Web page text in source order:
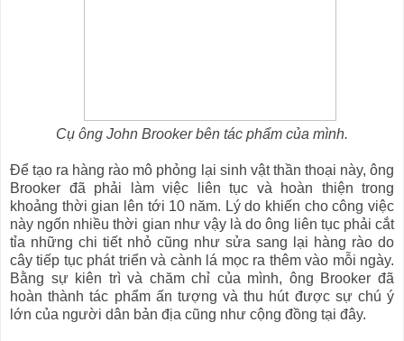
Cụ ông John Brooker bên tác phẩm của mình.
Để tạo ra hàng rào mô phỏng lại sinh vật thần thoại này, ông
Brooker đã phải làm việc liên tục và hoàn thiện trong
khoảng thời gian lên tới 10 năm. Lý do khiến cho công việc
này ngốn nhiều thời gian như vậy là do ông liên tục phải cắt
tỉa những chi tiết nhỏ cũng như sửa sang lại hàng rào do
cây tiếp tục phát triển và cành lá mọc ra thêm vào mỗi ngày.
Bằng sự kiên trì và chăm chỉ của mình, ông Brooker đã
hoàn thành tác phẩm ấn tượng và thu hút được sự chú ý
lớn của người dân bản địa cũng như cộng đồng tại đây.